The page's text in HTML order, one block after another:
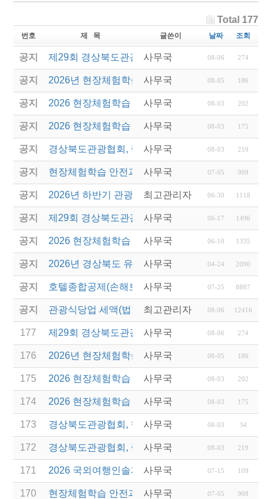
Total 177
번호 제 목 글쓴이 날짜 조회
공지 제29회 경상북도관광기념품공모전 결과발표
사무국 08-06 274
공지 2026년 현장체험학습 안전과정(신규.재강습) 교육
사무국 08-05 186
공지 2026 현장체험학습 안전과정 교육(신규. 재강습)
사무국 08-03 202
공지 2026 현장체험학습 안전과정(신규. 재강습) 교육 성
사무국 08-03 175
공지 경상북도관광협회, 중국 단동 해외여행상품 개발 팸
사무국 08-03 219
공지 현장체험학습 안전과정(신규/재강습) 안내
사무국 07-05 909
공지 2026년 하반기 관광진흥개발기금 융자 시행 안내
최고관리자 06-30 1118
공지 제29회 경상북도관광기념품공모전 개최
사무국 06-17 1496
공지 2026 현장체험학습 안전과정(신규.재강습)
사무국 06-10 1335
공지 2026년 경상북도 유니크베뉴를 활용한 MICE행사
사무국 04-24 2090
공지 호텔종합공제(손해보험) 서비스 안내
사무국 07-25 8887
공지 관광식당업 세액(법인세 및 소득세)감면 제도 안내
최고관리자 08-06 12416
177 제29회 경상북도관광기념품공모전 결과발표
사무국 08-06 274
176 2026년 현장체험학습 안전과정(신규.재강습) 교육
사무국 08-05 186
175 2026 현장체험학습 안전과정 교육(신규. 재강습)
사무국 08-03 202
174 2026 현장체험학습 안전과정(신규. 재강습) 교육 성
사무국 08-03 175
173 경상북도관광협회, 현장체험학습 안전과정 교육 성
사무국 08-03 34
172 경상북도관광협회, 중국 단동 해외여행상품 개발 팸
사무국 08-03 219
171 2026 국외여행인솔자 소양과정 연간 일정 안내
사무국 07-15 109
170 현장체험학습 안전과정(신규/재강습) 안내
사무국 07-05 909